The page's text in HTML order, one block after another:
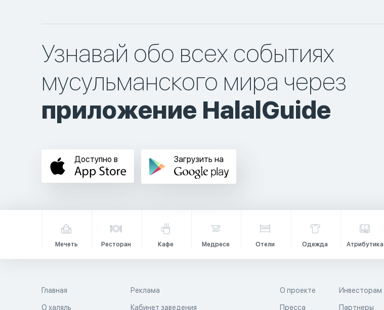
Узнавай обо всех событиях
мусульманского мира через
приложение HalalGuide
Доступно в Загрузить на
Мечеть Ресторан Кафе Медресе Отели Одежда Атрибутика
Главная
О халяль
Реклама
Кабинет заведения
О проекте
Пресса
Инвесторам
Партнеры